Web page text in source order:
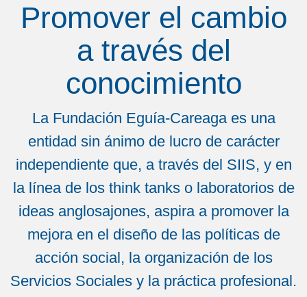
Promover el cambio
a través del
conocimiento
La Fundación Eguía-Careaga es una
entidad sin ánimo de lucro de carácter
independiente que, a través del SIIS, y en
la línea de los think tanks o laboratorios de
ideas anglosajones, aspira a promover la
mejora en el diseño de las políticas de
acción social, la organización de los
Servicios Sociales y la práctica profesional.